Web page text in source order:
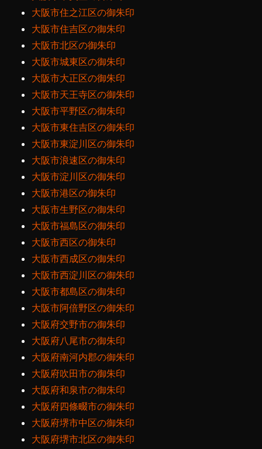
大阪市住之江区の御朱印
大阪市住吉区の御朱印
大阪市北区の御朱印
大阪市城東区の御朱印
大阪市大正区の御朱印
大阪市天王寺区の御朱印
大阪市平野区の御朱印
大阪市東住吉区の御朱印
大阪市東淀川区の御朱印
大阪市浪速区の御朱印
大阪市淀川区の御朱印
大阪市港区の御朱印
大阪市生野区の御朱印
大阪市福島区の御朱印
大阪市西区の御朱印
大阪市西成区の御朱印
大阪市西淀川区の御朱印
大阪市都島区の御朱印
大阪市阿倍野区の御朱印
大阪府交野市の御朱印
大阪府八尾市の御朱印
大阪府南河内郡の御朱印
大阪府吹田市の御朱印
大阪府和泉市の御朱印
大阪府四條畷市の御朱印
大阪府堺市中区の御朱印
大阪府堺市北区の御朱印